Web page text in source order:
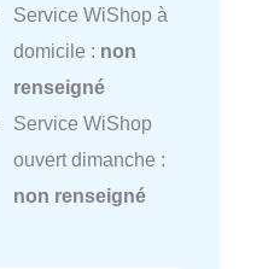
Service WiShop à
domicile : non
renseigné
Service WiShop
ouvert dimanche :
non renseigné